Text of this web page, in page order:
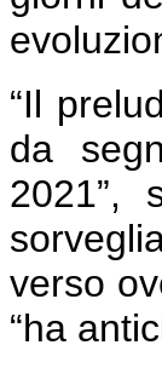
“Il
da
2021”,
verso
“ha